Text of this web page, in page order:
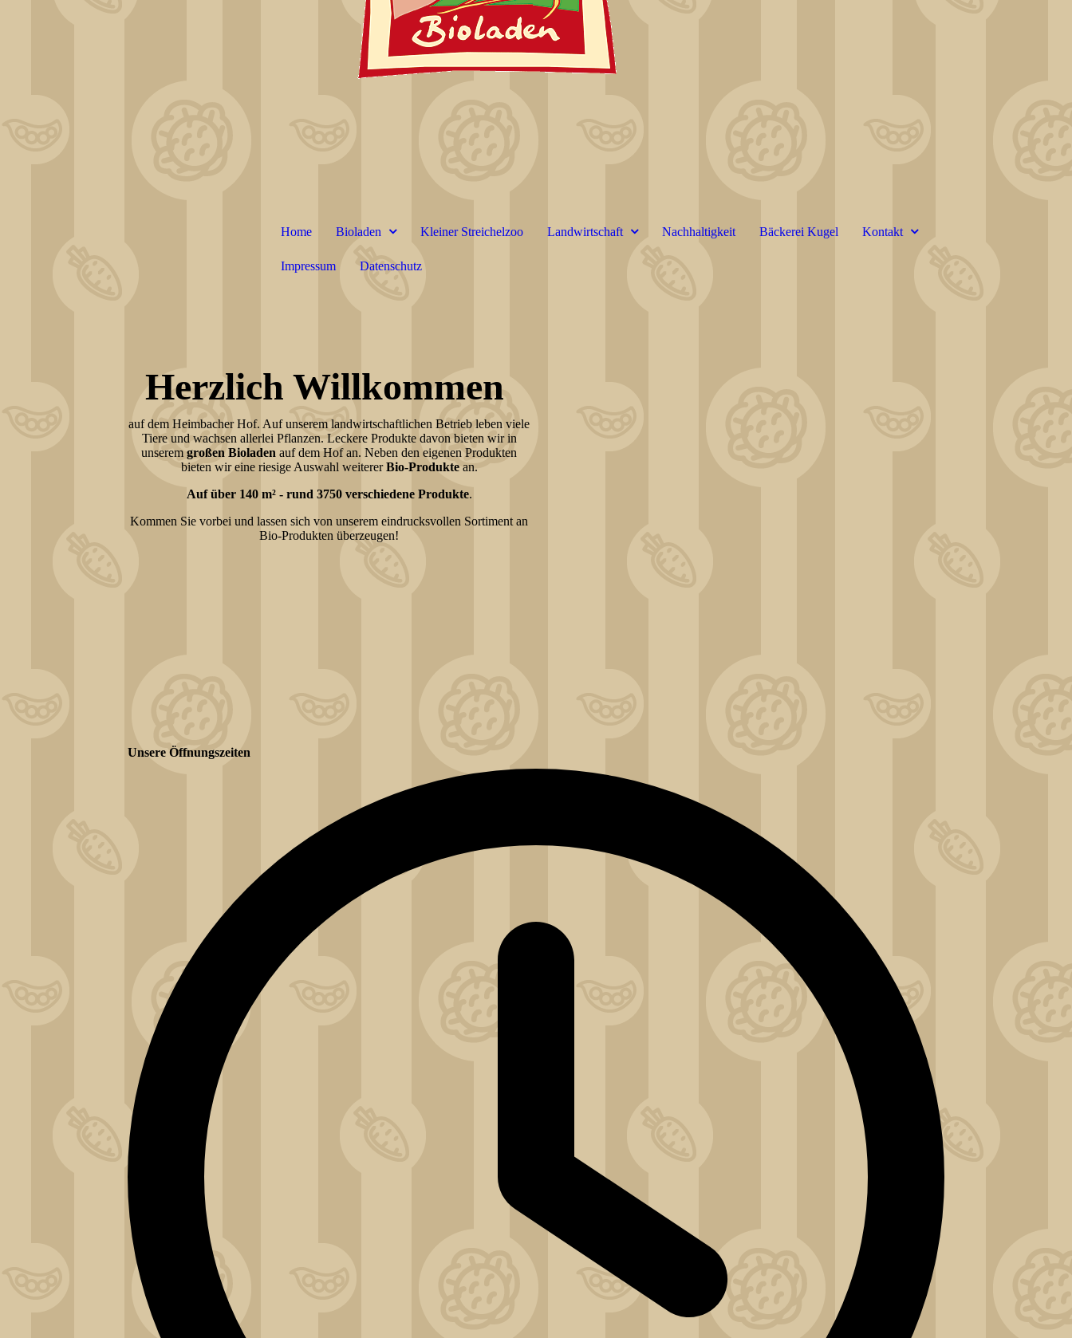
Home Bioladen Kleiner Streichelzoo Landwirtschaft Nachhaltigkeit Bäckerei Kugel Kontakt
Impressum Datenschutz
Herzlich Willkommen
auf dem Heimbacher Hof. Auf unserem landwirtschaftlichen Betrieb leben viele
Tiere und wachsen allerlei Pflanzen. Leckere Produkte davon bieten wir in
unserem großen Bioladen auf dem Hof an. Neben den eigenen Produkten
bieten wir eine riesige Auswahl weitererBio-Produktean.
Auf über 140 m² - rund 3750 verschiedene Produkte.
Kommen Sie vorbei und lassen sich von unserem eindrucksvollen Sortiment an
Bio-Produkten überzeugen!
Unsere Öffnungszeiten